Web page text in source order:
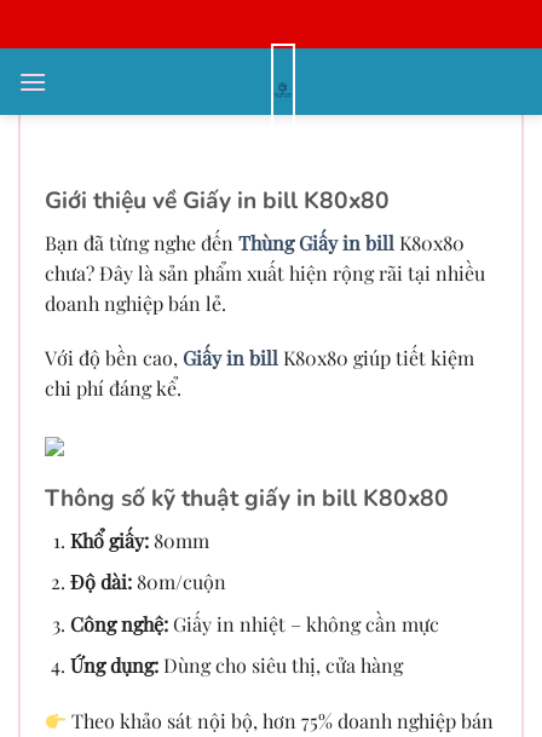
qua
nội
Thùng Giấy in bill K80x80 – Giải
Giới thiệu về Giấy in bill K80x80
Bạn đã từng nghe đến Thùng Giấy in bill K80x80
chưa? Đây là sản phẩm xuất hiện rộng rãi tại nhiều
doanh nghiệp bán lẻ.
Với độ bền cao, Giấy in billK80x80 giúp tiết kiệm
chi phí đáng kể.
Thông số kỹ thuật giấy in bill K80x80
Khổ giấy:80mm
Độ dài:80m/cuộn
Công nghệ:Giấy in nhiệt – không cần mực
Ứng dụng:Dùng cho siêu thị, cửa hàng
Theo khảo sát nội bộ, hơn 75% doanh nghiệp bán